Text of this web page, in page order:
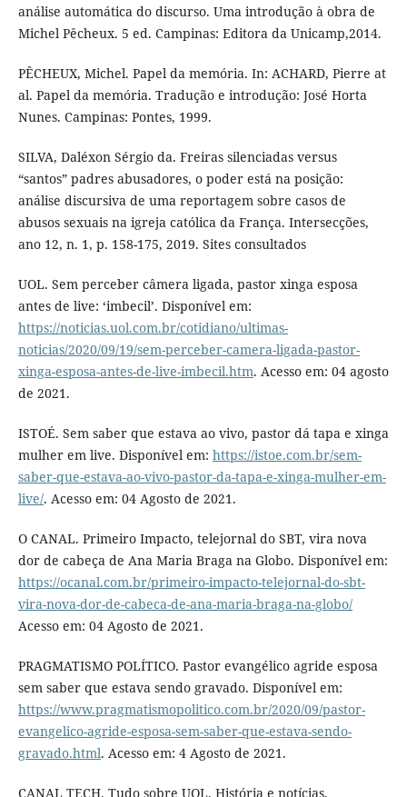
análise automática do discurso. Uma introdução à obra de
Michel Pêcheux. 5 ed. Campinas: Editora da Unicamp,2014.
PÊCHEUX, Michel. Papel da memória. In: ACHARD, Pierre at
al. Papel da memória. Tradução e introdução: José Horta
Nunes. Campinas: Pontes, 1999.
SILVA, Daléxon Sérgio da. Freiras silenciadas versus
“santos” padres abusadores, o poder está na posição:
análise discursiva de uma reportagem sobre casos de
abusos sexuais na igreja católica da França. Intersecções,
ano 12, n. 1, p. 158-175, 2019. Sites consultados
UOL. Sem perceber câmera ligada, pastor xinga esposa
antes de live: ‘imbecil’. Disponível em:
https://noticias.uol.com.br/cotidiano/ultimas-
noticias/2020/09/19/sem-perceber-camera-ligada-pastor-
xinga-esposa-antes-de-live-imbecil.htm. Acesso em: 04 agosto
de 2021.
ISTOÉ. Sem saber que estava ao vivo, pastor dá tapa e xinga
mulher em live. Disponível em: https://istoe.com.br/sem-
saber-que-estava-ao-vivo-pastor-da-tapa-e-xinga-mulher-em-
live/. Acesso em: 04 Agosto de 2021.
O CANAL. Primeiro Impacto, telejornal do SBT, vira nova
dor de cabeça de Ana Maria Braga na Globo. Disponível em:
https://ocanal.com.br/primeiro-impacto-telejornal-do-sbt-
vira-nova-dor-de-cabeca-de-ana-maria-braga-na-globo/
Acesso em: 04 Agosto de 2021.
PRAGMATISMO POLÍTICO. Pastor evangélico agride esposa
sem saber que estava sendo gravado. Disponível em:
https://www.pragmatismopolitico.com.br/2020/09/pastor-
evangelico-agride-esposa-sem-saber-que-estava-sendo-
gravado.html. Acesso em: 4 Agosto de 2021.
CANAL TECH. Tudo sobre UOL. História e notícias.